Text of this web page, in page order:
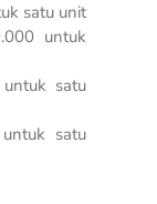
satu unit
untuk
satu
satu